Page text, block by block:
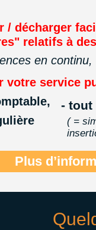
/ décharger
relatifs à
en
votre service
- tout
( =
Plus